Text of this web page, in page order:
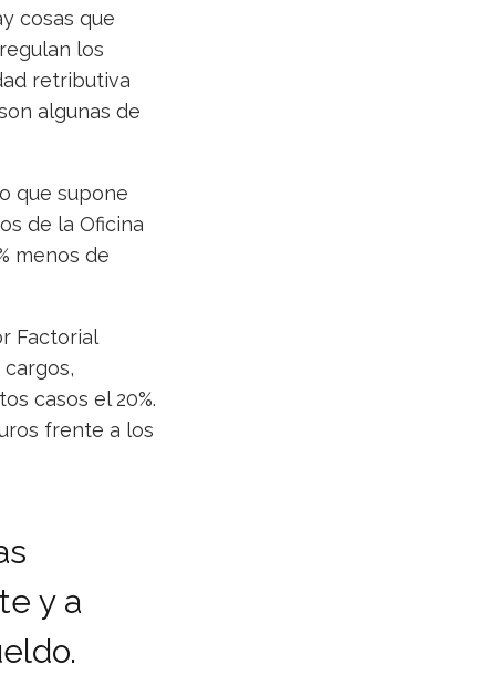
cosas que
los
retributiva
algunas de
que supone
de la Oficina
menos de
Factorial
cargos,
casos el 20%.
frente a los
y a